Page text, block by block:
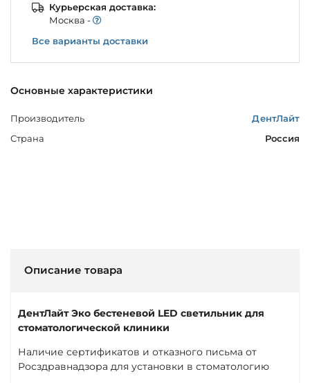
Основные характеристики
Производитель
ДентЛайт
Страна
Россия
Курьерская доставка:
Моcква -
Все варианты доставки
Описание товара
ДентЛайт Эко бестеневой LED светильник для
стоматологической клиники
Наличие сертификатов и отказного письма от
Росздравнадзора для установки в стоматологию